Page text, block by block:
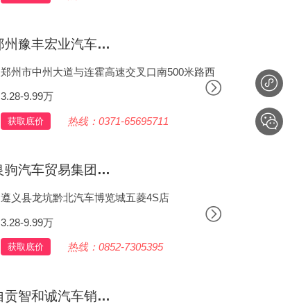
郑州豫丰宏业汽车销售有限公司
郑州市中州大道与连霍高速交叉口南500米路西
3.28-9.99万
获取底价 热线：0371-65695711
良驹汽车贸易集团有限公司
遵义县龙坑黔北汽车博览城五菱4S店
3.28-9.99万
获取底价 热线：0852-7305395
自贡智和诚汽车销售服务有限公司